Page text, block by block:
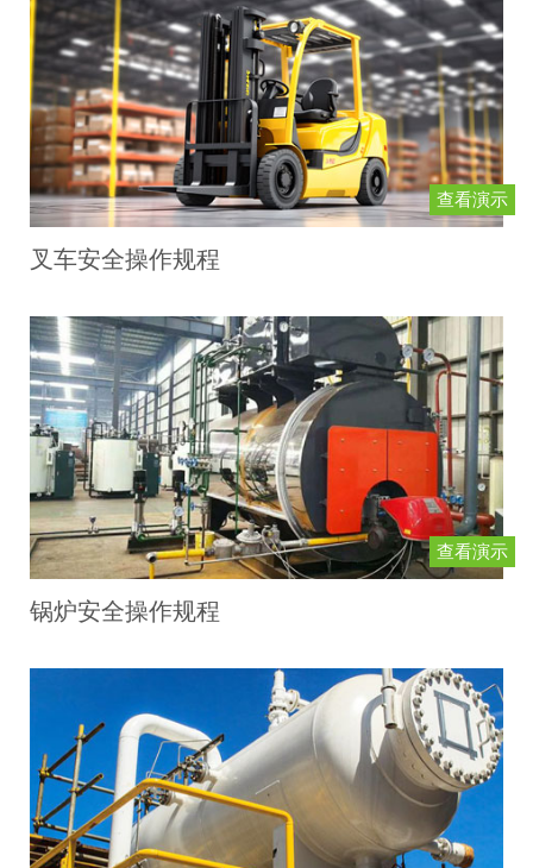
查看演示
叉车安全操作规程
查看演示
锅炉安全操作规程